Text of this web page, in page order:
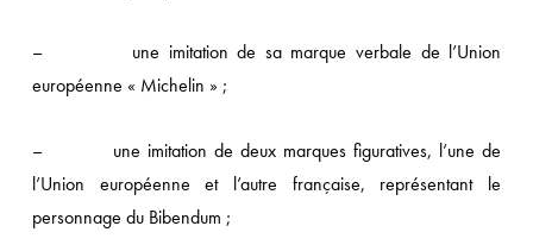
– une imitation de sa marque verbale de l’Union
européenne « Michelin » ;
– une imitation de deux marques figuratives, l’une de
l’Union européenne et l’autre française, représentant le
personnage du Bibendum ;